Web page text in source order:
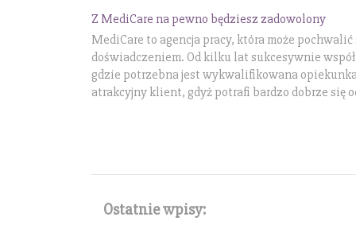
Z MediCare na pewno będziesz zadowolony
MediCare to agencja pracy, która może
doświadczeniem. Od kilku lat sukcesywnie
gdzie potrzebna jest wykwalifikowana
atrakcyjny klient, gdyż potrafi bardzo dobrze się
Ostatnie wpisy: